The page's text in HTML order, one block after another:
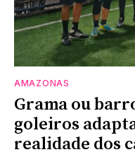
AMAZONAS
Grama ou
goleiros
realidade dos